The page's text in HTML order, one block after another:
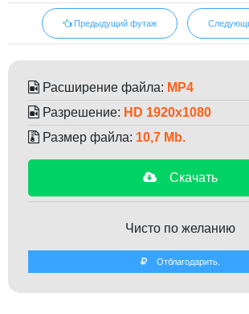
Предыдущий футаж
Расширение файла: MP4
Разрешение: HD 1920x1080
Размер файла: 10,7 Mb.
Скачать
Чисто по желанию
Отблагодарить.